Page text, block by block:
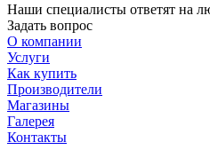
Наши специалисты ответят на
Задать вопрос
О компании
Услуги
Как купить
Производители
Магазины
Галерея
Контакты